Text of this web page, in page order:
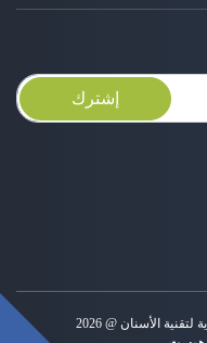
إشترك
لتقنية الأسنان @2026